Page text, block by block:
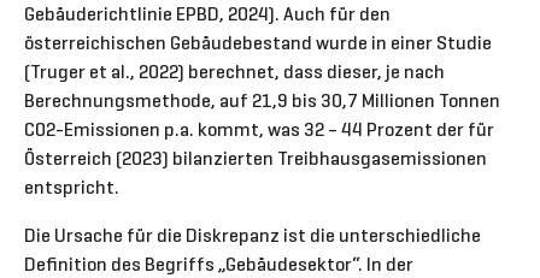
Gebäuderichtlinie EPBD, 2024). Auch für den
österreichischen Gebäudebestand wurde in einer Studie
(Truger et al., 2022) berechnet, dass dieser, je nach
Berechnungsmethode, auf 21,9 bis 30,7 Millionen Tonnen
CO2-Emissionen p.a. kommt, was 32 – 44 Prozent der für
Österreich (2023) bilanzierten Treibhausgasemissionen
entspricht.
Die Ursache für die Diskrepanz ist die unterschiedliche
Definition des Begriffs „Gebäudesektor“. In der